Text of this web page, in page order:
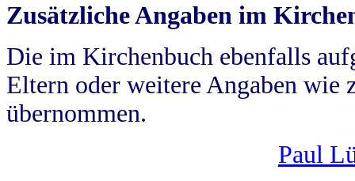
Zusätzliche Angaben im
Die im Kirchenbuch ebenfalls
Eltern oder weitere Angaben wie
übernommen.
Paul